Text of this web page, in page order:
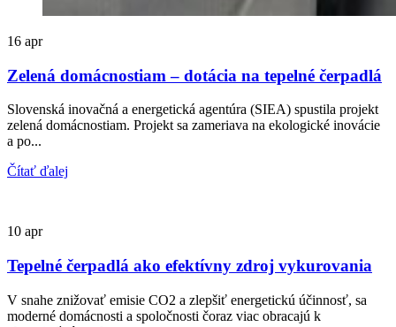
16 apr
Zelená domácnostiam – dotácia na tepelné čerpadlá
Slovenská inovačná a energetická agentúra (SIEA) spustila projekt
zelená domácnostiam. Projekt sa zameriava na ekologické inovácie
a po...
Čítať ďalej
10 apr
Tepelné čerpadlá ako efektívny zdroj vykurovania
V snahe znižovať emisie CO2 a zlepšiť energetickú účinnosť, sa
moderné domácnosti a spoločnosti čoraz viac obracajú k